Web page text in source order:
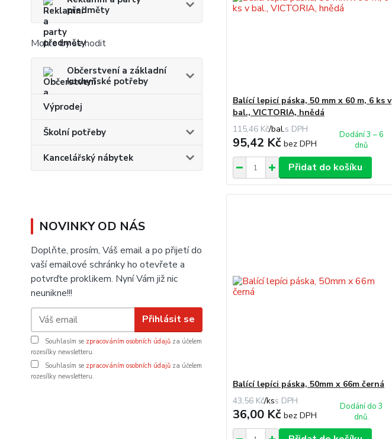
předměty
Mohlo by se hodit
Občerstvení a základní
kuchyňské potřeby
Výprodej
Školní potřeby
Kancelářský nábytek
NOVINKY OD NÁS
Doplňte, prosím, Váš email a po přijetí do
vaší emailové schránky ho otevřete a
potvrďte proklikem. Nyní Vám již nic
neunikne!!!
Přihlásit se
Souhlasím se zpracováním osobních údajů za účelem
rozesílky newsletteru.
Souhlasím se zpracováním osobních údajů za účelem
rozesílky newsletteru.
Balící lepicí páska, 50 mm x 60 m, 6 ks v
bal., VICTORIA, hnědá
115,46 Kč/bal.
95,42 Kč bez DPH
Dodání 3 – 6
dnů
Přidat do košíku
Balící lepíci páska, 50mm x 66m černá
43,56 Kč/ks
36,00 Kč bez DPH
Dodání do 3
dnů.